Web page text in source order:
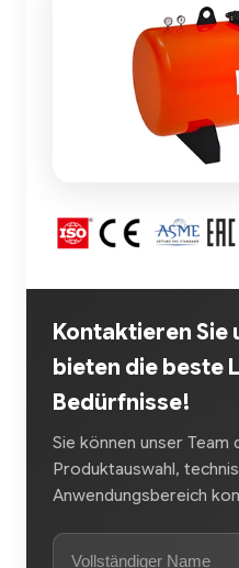
Kontaktieren Sie
bieten die beste
Bedürfnisse!
Sie können unser Team
Produktauswahl,
Anwendungsbereich